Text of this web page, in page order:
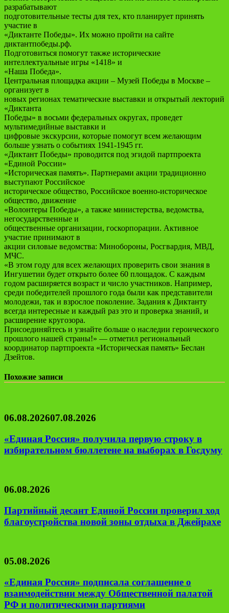
разрабатывают
подготовительные тесты для тех, кто планирует принять
участие в
«Диктанте Победы». Их можно пройти на сайте
диктантпобеды.рф.
Подготовиться помогут также исторические
интеллектуальные игры «1418» и
«Наша Победа».
Центральная площадка акции – Музей Победы в Москве –
организует в
новых регионах тематические выставки и открытый лекторий
«Диктанта
Победы» в восьми федеральных округах, проведет
мультимедийные выставки и
цифровые экскурсии, которые помогут всем желающим
больше узнать о событиях 1941-1945 гг.
«Диктант Победы» проводится под эгидой партпроекта
«Единой России»
«Историческая память». Партнерами акции традиционно
выступают Российское
историческое общество, Российское военно-историческое
общество, движение
«Волонтеры Победы», а также министерства, ведомства,
негосударственные и
общественные организации, госкорпорации. Активное
участие принимают в
акции силовые ведомства: Минобороны, Росгвардия, МВД,
МЧС.
«В этом году для всех желающих проверить свои знания в
Ингушетии будет открыто более 60 площадок. С каждым
годом расширяется возраст и число участников. Например,
среди победителей прошлого года были как представители
молодежи, так и взрослое поколение. Задания к Диктанту
всегда интересные и каждый раз это и проверка знаний, и
расширение кругозора.
Присоединяйтесь и узнайте больше о наследии героического
прошлого нашей страны!» — отметил региональный
координатор партпроекта «Историческая память» Беслан
Дзейтов.
Похожие записи
06.08.202607.08.2026
«Единая Россия» получила первую строку в
избирательном бюллетене на выборах в Госдуму
06.08.2026
Партийный десант Единой России проверил ход
благоустройства новой зоны отдыха в Джейрахе
05.08.2026
«Единая Россия» подписала соглашение о
взаимодействии между Общественной палатой
РФ и политическими партиями